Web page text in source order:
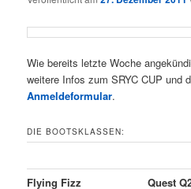
Wie bereits letzte Woche
weitere Infos zum SRYC CUP und
Anmeldeformular.
DIE BOOTSKLASSEN:
Flying Fizz Quest